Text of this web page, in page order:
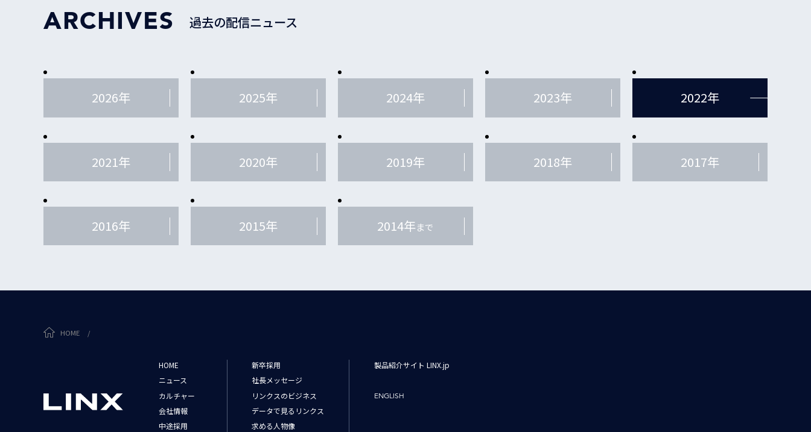
ARCHIVES 過去の配信ニュース
2026年 2025年 2024年 2023年 2022年
2021年 2020年 2019年 2018年 2017年
2016年 2015年 2014年まで
HOME /
HOME
ニュース
カルチャー
会社情報
中途採用
新卒採用
社長メッセージ
リンクスのビジネス
データで見るリンクス
求める人物像
製品紹介サイト LINX.jp
ENGLISH